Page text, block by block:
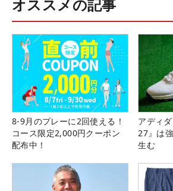
オススメの記事
8-9月のプレーに2回使える！
コース限定2,000円クーポン
配布中！
アディ
27』は
生む